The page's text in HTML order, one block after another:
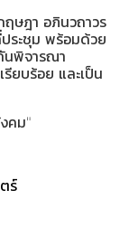
ฤษฎา อภินวถาวร
ระชุม พร้อมด้วย
นพิจารณา
รียบร้อย และเป็น
คม"
ร์